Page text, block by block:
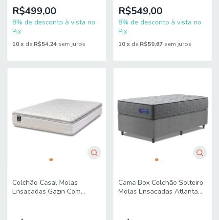
R$499,00
8% de desconto à vista no
Pix
10x de R$54,24 sem juros
Kg
R$549,00
8% de desconto à vista no
Pix
10 x de R$59,67 sem juros
Colchão Casal Molas
Ensacadas Gazin Com
Cama Box Colchão Solteiro
Molas Ensacadas Atlanta